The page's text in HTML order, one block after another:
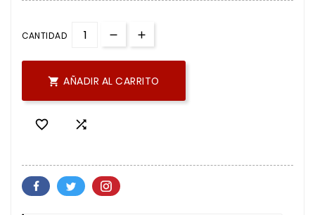
CANTIDAD
 AÑADIR AL CARRITO
 